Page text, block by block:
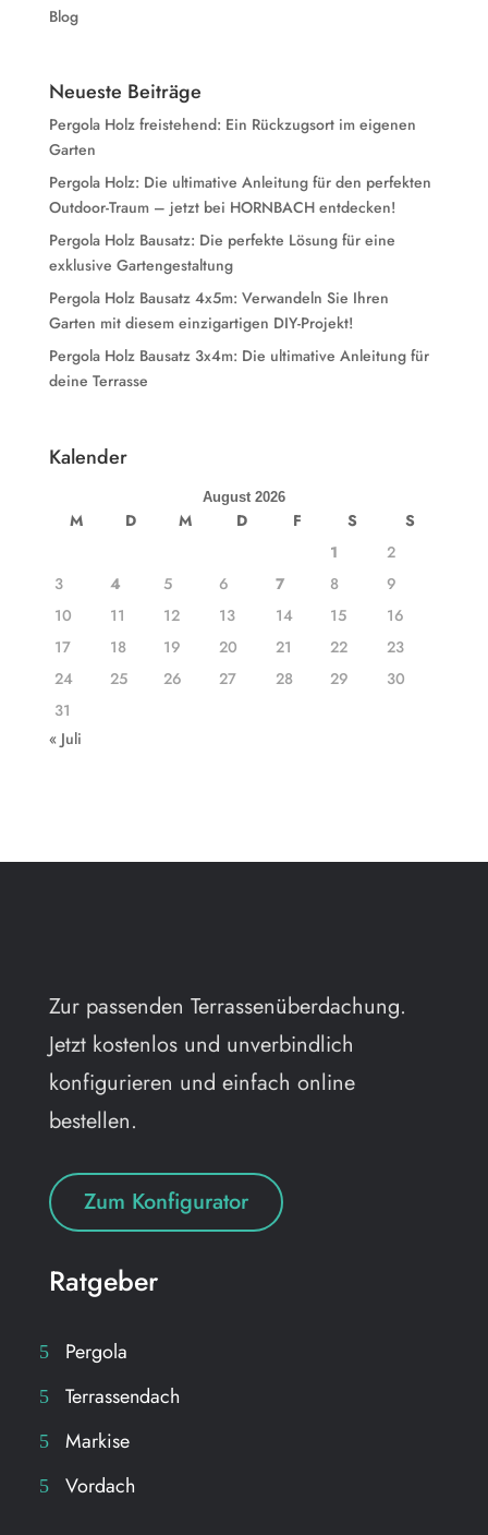
Blog
Neueste Beiträge
Pergola Holz freistehend: Ein Rückzugsort im eigenen
Garten
Pergola Holz: Die ultimative Anleitung für den perfekten
Outdoor-Traum – jetzt bei HORNBACH entdecken!
Pergola Holz Bausatz: Die perfekte Lösung für eine
exklusive Gartengestaltung
Pergola Holz Bausatz 4x5m: Verwandeln Sie Ihren
Garten mit diesem einzigartigen DIY-Projekt!
Pergola Holz Bausatz 3x4m: Die ultimative Anleitung für
deine Terrasse
Kalender
August 2026
M D M D F S
S
1
2
3
4 5 6 7 8
9
10
11 12 13 14 15
16
17
18 19 20 21 22
23
24
25 26 27 28 29
30
31
« Juli
Zur passenden Terrassenüberdachung.
Jetzt kostenlos und unverbindlich
konfigurieren und einfach online
bestellen.
Zum Konfigurator
Ratgeber
Pergola
Terrassendach
Markise
Vordach